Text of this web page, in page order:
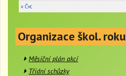
« Čvc
Organizace škol. roku
Měsíční plán akcí
Třídní schůzky